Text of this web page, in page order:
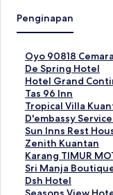
Penginapan
Oyo 90818
P
a
u
t
a
n
S
t
a
n
d
a
De Spring Hotel
P
a
u
t
a
n
S
t
a
n
d
Hotel Grand
P
a
u
t
a
n
S
t
a
n
Tas 96 Inn
P
a
u
t
a
n
S
t
a
Tropical Villa
P
a
u
t
a
n
S
t
D'embassy
P
a
u
t
a
n
S
Sun Inns Rest
P
a
u
t
a
n
Zenith Kuantan
P
a
u
t
a
Karang TIMUR
P
a
u
t
Sri Manja
P
a
u
Dsh Hotel
P
a
P